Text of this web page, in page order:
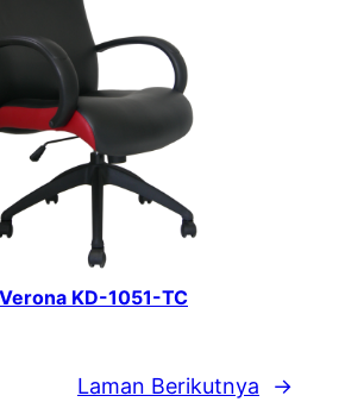
KD-1051-TC
Laman Berikutnya →